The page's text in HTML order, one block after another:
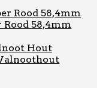
58,4mm